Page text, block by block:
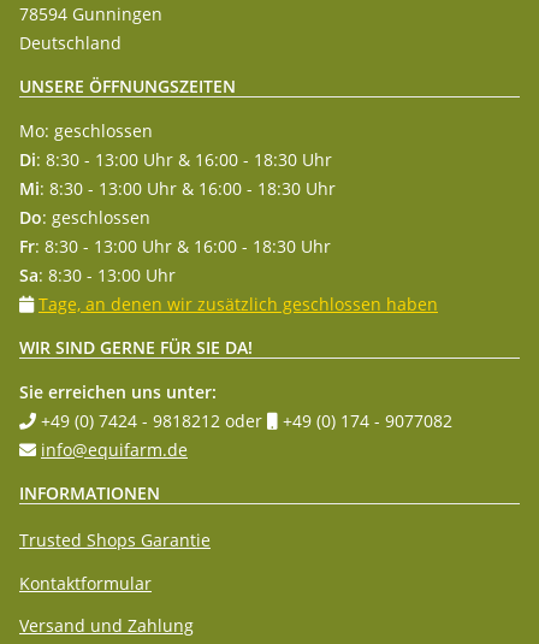
78594 Gunningen
Deutschland
UNSERE ÖFFNUNGSZEITEN
Mo: geschlossen
Di: 8:30 - 13:00 Uhr & 16:00 - 18:30 Uhr
Mi: 8:30 - 13:00 Uhr & 16:00 - 18:30 Uhr
Do: geschlossen
Fr: 8:30 - 13:00 Uhr & 16:00 - 18:30 Uhr
Sa: 8:30 - 13:00 Uhr
Tage, an denen wir zusätzlich geschlossen haben
WIR SIND GERNE FÜR SIE DA!
Sie erreichen uns unter:
+49 (0) 7424 - 9818212 oder
+49 (0) 174 - 9077082
info@equifarm.de
INFORMATIONEN
Trusted Shops Garantie
Kontaktformular
Versand und Zahlung